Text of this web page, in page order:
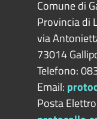
Comune di
Provincia di
via
73014
Telefono:
Email:
Posta